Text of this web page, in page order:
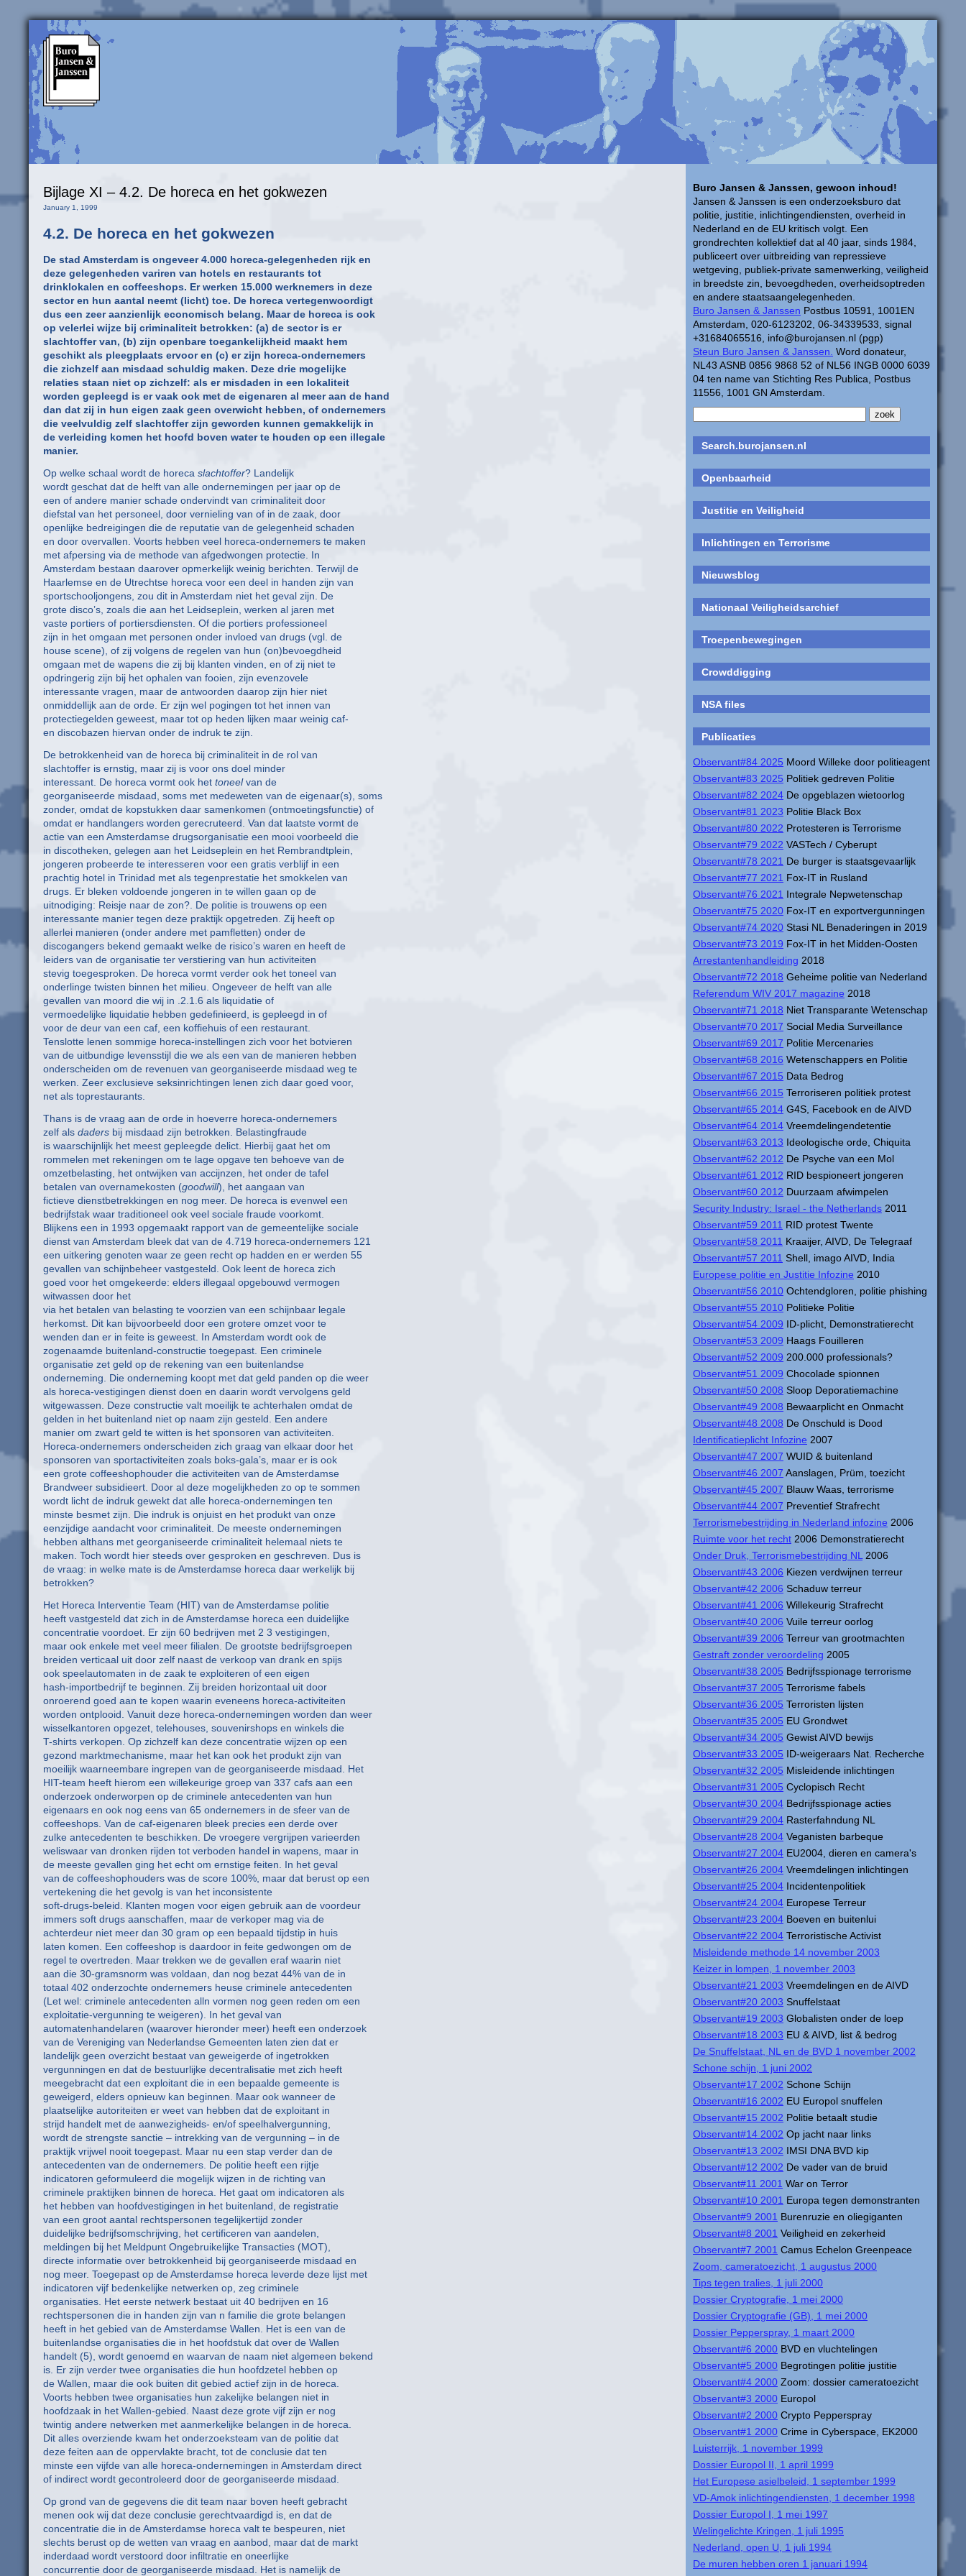
Buro Jansen & Janssen, gewoon inhoud!
Jansen & Janssen is een onderzoeksburo dat
politie, justitie, inlichtingendiensten, overheid in
Nederland en de EU kritisch volgt. Een
grondrechten kollektief dat al 40 jaar, sinds 1984,
publiceert over uitbreiding van repressieve
wetgeving, publiek-private samenwerking, veiligheid
in breedste zin, bevoegdheden, overheidsoptreden
en andere staatsaangelegenheden.
Buro Jansen & Janssen Postbus 10591, 1001EN
Amsterdam, 020-6123202, 06-34339533, signal
+31684065516, info@burojansen.nl (pgp)
Steun Buro Jansen & Janssen. Word donateur,
NL43 ASNB 0856 9868 52 of NL56 INGB 0000 6039
04 ten name van Stichting Res Publica, Postbus
11556, 1001 GN Amsterdam.
Search.burojansen.nl
Openbaarheid
Justitie en Veiligheid
Inlichtingen en Terrorisme
Nieuwsblog
Nationaal Veiligheidsarchief
Troepenbewegingen
Crowddigging
NSA files
Publicaties
Observant#84 2025 Moord Willeke door politieagent
Observant#83 2025 Politiek gedreven Politie
Observant#82 2024 De opgeblazen wietoorlog
Observant#81 2023 Politie Black Box
Observant#80 2022 Protesteren is Terrorisme
Observant#79 2022 VASTech / Cyberupt
Observant#78 2021 De burger is staatsgevaarlijk
Observant#77 2021 Fox-IT in Rusland
Observant#76 2021 Integrale Nepwetenschap
Observant#75 2020 Fox-IT en exportvergunningen
Observant#74 2020 Stasi NL Benaderingen in 2019
Observant#73 2019 Fox-IT in het Midden-Oosten
Arrestantenhandleiding 2018
Observant#72 2018 Geheime politie van Nederland
Referendum WIV 2017 magazine 2018
Observant#71 2018 Niet Transparante Wetenschap
Observant#70 2017 Social Media Surveillance
Observant#69 2017 Politie Mercenaries
Observant#68 2016 Wetenschappers en Politie
Observant#67 2015 Data Bedrog
Observant#66 2015 Terroriseren politiek protest
Observant#65 2014 G4S, Facebook en de AIVD
Observant#64 2014 Vreemdelingendetentie
Observant#63 2013 Ideologische orde, Chiquita
Observant#62 2012 De Psyche van een Mol
Observant#61 2012 RID bespioneert jongeren
Observant#60 2012 Duurzaam afwimpelen
Security Industry: Israel - the Netherlands 2011
Observant#59 2011 RID protest Twente
Observant#58 2011 Kraaijer, AIVD, De Telegraaf
Observant#57 2011 Shell, imago AIVD, India
Europese politie en Justitie Infozine 2010
Observant#56 2010 Ochtendgloren, politie phishing
Observant#55 2010 Politieke Politie
Observant#54 2009 ID-plicht, Demonstratierecht
Observant#53 2009 Haags Fouilleren
Observant#52 2009 200.000 professionals?
Observant#51 2009 Chocolade spionnen
Observant#50 2008 Sloop Deporatiemachine
Observant#49 2008 Bewaarplicht en Onmacht
Observant#48 2008 De Onschuld is Dood
Identificatieplicht Infozine 2007
Observant#47 2007 WUID & buitenland
Observant#46 2007 Aanslagen, Prüm, toezicht
Observant#45 2007 Blauw Waas, terrorisme
Observant#44 2007 Preventief Strafrecht
Terrorismebestrijding in Nederland infozine 2006
Ruimte voor het recht 2006 Demonstratierecht
Onder Druk, Terrorismebestrijding NL 2006
Observant#43 2006 Kiezen verdwijnen terreur
Observant#42 2006 Schaduw terreur
Observant#41 2006 Willekeurig Strafrecht
Observant#40 2006 Vuile terreur oorlog
Observant#39 2006 Terreur van grootmachten
Gestraft zonder veroordeling 2005
Observant#38 2005 Bedrijfsspionage terrorisme
Observant#37 2005 Terrorisme fabels
Observant#36 2005 Terroristen lijsten
Observant#35 2005 EU Grondwet
Observant#34 2005 Gewist AIVD bewijs
Observant#33 2005 ID-weigeraars Nat. Recherche
Observant#32 2005 Misleidende inlichtingen
Observant#31 2005 Cyclopisch Recht
Observant#30 2004 Bedrijfsspionage acties
Observant#29 2004 Rasterfahndung NL
Observant#28 2004 Veganisten barbeque
Observant#27 2004 EU2004, dieren en camera's
Observant#26 2004 Vreemdelingen inlichtingen
Observant#25 2004 Incidentenpolitiek
Observant#24 2004 Europese Terreur
Observant#23 2004 Boeven en buitenlui
Observant#22 2004 Terroristische Activist
Misleidende methode 14 november 2003
Keizer in lompen, 1 november 2003
Observant#21 2003 Vreemdelingen en de AIVD
Observant#20 2003 Snuffelstaat
Observant#19 2003 Globalisten onder de loep
Observant#18 2003 EU & AIVD, list & bedrog
De Snuffelstaat, NL en de BVD 1 november 2002
Schone schijn, 1 juni 2002
Observant#17 2002 Schone Schijn
Observant#16 2002 EU Europol snuffelen
Observant#15 2002 Politie betaalt studie
Observant#14 2002 Op jacht naar links
Observant#13 2002 IMSI DNA BVD kip
Observant#12 2002 De vader van de bruid
Observant#11 2001 War on Terror
Observant#10 2001 Europa tegen demonstranten
Observant#9 2001 Burenruzie en oliegiganten
Observant#8 2001 Veiligheid en zekerheid
Observant#7 2001 Camus Echelon Greenpeace
Zoom, cameratoezicht, 1 augustus 2000
Tips tegen tralies, 1 juli 2000
Dossier Cryptografie, 1 mei 2000
Dossier Cryptografie (GB), 1 mei 2000
Dossier Pepperspray, 1 maart 2000
Observant#6 2000 BVD en vluchtelingen
Observant#5 2000 Begrotingen politie justitie
Observant#4 2000 Zoom: dossier cameratoezicht
Observant#3 2000 Europol
Observant#2 2000 Crypto Pepperspray
Observant#1 2000 Crime in Cyberspace, EK2000
Luisterrijk, 1 november 1999
Dossier Europol II, 1 april 1999
Het Europese asielbeleid, 1 september 1999
VD-Amok inlichtingendiensten, 1 december 1998
Dossier Europol I, 1 mei 1997
Welingelichte Kringen, 1 juli 1995
Nederland, open U, 1 juli 1994
De muren hebben oren 1 januari 1994
Bijlage XI – 4.2. De horeca en het gokwezen
January 1, 1999
4.2. De horeca en het gokwezen
De stad Amsterdam is ongeveer 4.000 horeca-gelegenheden rijk en
deze gelegenheden variren van hotels en restaurants tot
drinklokalen en coffeeshops. Er werken 15.000 werknemers in deze
sector en hun aantal neemt (licht) toe. De horeca vertegenwoordigt
dus een zeer aanzienlijk economisch belang. Maar de horeca is ook
op velerlei wijze bij criminaliteit betrokken: (a) de sector is er
slachtoffer van, (b) zijn openbare toegankelijkheid maakt hem
geschikt als pleegplaats ervoor en (c) er zijn horeca-ondernemers
die zichzelf aan misdaad schuldig maken. Deze drie mogelijke
relaties staan niet op zichzelf: als er misdaden in een lokaliteit
worden gepleegd is er vaak ook met de eigenaren al meer aan de hand
dan dat zij in hun eigen zaak geen overwicht hebben, of ondernemers
die veelvuldig zelf slachtoffer zijn geworden kunnen gemakkelijk in
de verleiding komen het hoofd boven water te houden op een illegale
manier.
Op welke schaal wordt de horeca slachtoffer? Landelijk
wordt geschat dat de helft van alle ondernemingen per jaar op de
een of andere manier schade ondervindt van criminaliteit door
diefstal van het personeel, door vernieling van of in de zaak, door
openlijke bedreigingen die de reputatie van de gelegenheid schaden
en door overvallen. Voorts hebben veel horeca-ondernemers te maken
met afpersing via de methode van afgedwongen protectie. In
Amsterdam bestaan daarover opmerkelijk weinig berichten. Terwijl de
Haarlemse en de Utrechtse horeca voor een deel in handen zijn van
sportschooljongens, zou dit in Amsterdam niet het geval zijn. De
grote disco’s, zoals die aan het Leidseplein, werken al jaren met
vaste portiers of portiersdiensten. Of die portiers professioneel
zijn in het omgaan met personen onder invloed van drugs (vgl. de
house scene), of zij volgens de regelen van hun (on)bevoegdheid
omgaan met de wapens die zij bij klanten vinden, en of zij niet te
opdringerig zijn bij het ophalen van fooien, zijn evenzovele
interessante vragen, maar de antwoorden daarop zijn hier niet
onmiddellijk aan de orde. Er zijn wel pogingen tot het innen van
protectiegelden geweest, maar tot op heden lijken maar weinig caf-
en discobazen hiervan onder de indruk te zijn.
De betrokkenheid van de horeca bij criminaliteit in de rol van
slachtoffer is ernstig, maar zij is voor ons doel minder
interessant. De horeca vormt ook het toneelvan de
georganiseerde misdaad, soms met medeweten van de eigenaar(s), soms
zonder, omdat de kopstukken daar samenkomen (ontmoetingsfunctie) of
omdat er handlangers worden gerecruteerd. Van dat laatste vormt de
actie van een Amsterdamse drugsorganisatie een mooi voorbeeld die
in discotheken, gelegen aan het Leidseplein en het Rembrandtplein,
jongeren probeerde te interesseren voor een gratis verblijf in een
prachtig hotel in Trinidad met als tegenprestatie het smokkelen van
drugs. Er bleken voldoende jongeren in te willen gaan op de
uitnodiging: Reisje naar de zon?. De politie is trouwens op een
interessante manier tegen deze praktijk opgetreden. Zij heeft op
allerlei manieren (onder andere met pamfletten) onder de
discogangers bekend gemaakt welke de risico’s waren en heeft de
leiders van de organisatie ter verstiering van hun activiteiten
stevig toegesproken. De horeca vormt verder ook het toneel van
onderlinge twisten binnen het milieu. Ongeveer de helft van alle
gevallen van moord die wij in .2.1.6 als liquidatie of
vermoedelijke liquidatie hebben gedefinieerd, is gepleegd in of
voor de deur van een caf, een koffiehuis of een restaurant.
Tenslotte lenen sommige horeca-instellingen zich voor het botvieren
van de uitbundige levensstijl die we als een van de manieren hebben
onderscheiden om de revenuen van georganiseerde misdaad weg te
werken. Zeer exclusieve seksinrichtingen lenen zich daar goed voor,
net als toprestaurants.
Thans is de vraag aan de orde in hoeverre horeca-ondernemers
zelf als daders bij misdaad zijn betrokken. Belastingfraude
is waarschijnlijk het meest gepleegde delict. Hierbij gaat het om
rommelen met rekeningen om te lage opgave ten behoeve van de
omzetbelasting, het ontwijken van accijnzen, het onder de tafel
betalen van overnamekosten (goodwill), het aangaan van
fictieve dienstbetrekkingen en nog meer. De horeca is evenwel een
bedrijfstak waar traditioneel ook veel sociale fraude voorkomt.
Blijkens een in 1993 opgemaakt rapport van de gemeentelijke sociale
dienst van Amsterdam bleek dat van de 4.719 horeca-ondernemers 121
een uitkering genoten waar ze geen recht op hadden en er werden 55
gevallen van schijnbeheer vastgesteld. Ook leent de horeca zich
goed voor het omgekeerde: elders illegaal opgebouwd vermogen
witwassen door het
via het betalen van belasting te voorzien van een schijnbaar legale
herkomst. Dit kan bijvoorbeeld door een grotere omzet voor te
wenden dan er in feite is geweest. In Amsterdam wordt ook de
zogenaamde buitenland-constructie toegepast. Een criminele
organisatie zet geld op de rekening van een buitenlandse
onderneming. Die onderneming koopt met dat geld panden op die weer
als horeca-vestigingen dienst doen en daarin wordt vervolgens geld
witgewassen. Deze constructie valt moeilijk te achterhalen omdat de
gelden in het buitenland niet op naam zijn gesteld. Een andere
manier om zwart geld te witten is het sponsoren van activiteiten.
Horeca-ondernemers onderscheiden zich graag van elkaar door het
sponsoren van sportactiviteiten zoals boks-gala’s, maar er is ook
een grote coffeeshophouder die activiteiten van de Amsterdamse
Brandweer subsidieert. Door al deze mogelijkheden zo op te sommen
wordt licht de indruk gewekt dat alle horeca-ondernemingen ten
minste besmet zijn. Die indruk is onjuist en het produkt van onze
eenzijdige aandacht voor criminaliteit. De meeste ondernemingen
hebben althans met georganiseerde criminaliteit helemaal niets te
maken. Toch wordt hier steeds over gesproken en geschreven. Dus is
de vraag: in welke mate is de Amsterdamse horeca daar werkelijk bij
betrokken?
Het Horeca Interventie Team (HIT) van de Amsterdamse politie
heeft vastgesteld dat zich in de Amsterdamse horeca een duidelijke
concentratie voordoet. Er zijn 60 bedrijven met 2 3 vestigingen,
maar ook enkele met veel meer filialen. De grootste bedrijfsgroepen
breiden verticaal uit door zelf naast de verkoop van drank en spijs
ook speelautomaten in de zaak te exploiteren of een eigen
hash-importbedrijf te beginnen. Zij breiden horizontaal uit door
onroerend goed aan te kopen waarin eveneens horeca-activiteiten
worden ontplooid. Vanuit deze horeca-ondernemingen worden dan weer
wisselkantoren opgezet, telehouses, souvenirshops en winkels die
T-shirts verkopen. Op zichzelf kan deze concentratie wijzen op een
gezond marktmechanisme, maar het kan ook het produkt zijn van
moeilijk waarneembare ingrepen van de georganiseerde misdaad. Het
HIT-team heeft hierom een willekeurige groep van 337 cafs aan een
onderzoek onderworpen op de criminele antecedenten van hun
eigenaars en ook nog eens van 65 ondernemers in de sfeer van de
coffeeshops. Van de caf-eigenaren bleek precies een derde over
zulke antecedenten te beschikken. De vroegere vergrijpen varieerden
weliswaar van dronken rijden tot verboden handel in wapens, maar in
de meeste gevallen ging het echt om ernstige feiten. In het geval
van de coffeeshophouders was de score 100%, maar dat berust op een
vertekening die het gevolg is van het inconsistente
soft-drugs-beleid. Klanten mogen voor eigen gebruik aan de voordeur
immers soft drugs aanschaffen, maar de verkoper mag via de
achterdeur niet meer dan 30 gram op een bepaald tijdstip in huis
laten komen. Een coffeeshop is daardoor in feite gedwongen om de
regel te overtreden. Maar trekken we de gevallen eraf waarin niet
aan die 30-gramsnorm was voldaan, dan nog bezat 44% van de in
totaal 402 onderzochte ondernemers heuse criminele antecedenten
(Let wel: criminele antecedenten alln vormen nog geen reden om een
exploitatie-vergunning te weigeren). In het geval van
automatenhandelaren (waarover hieronder meer) heeft een onderzoek
van de Vereniging van Nederlandse Gemeenten laten zien dat er
landelijk geen overzicht bestaat van geweigerde of ingetrokken
vergunningen en dat de bestuurlijke decentralisatie met zich heeft
meegebracht dat een exploitant die in een bepaalde gemeente is
geweigerd, elders opnieuw kan beginnen. Maar ook wanneer de
plaatselijke autoriteiten er weet van hebben dat de exploitant in
strijd handelt met de aanwezigheids- en/of speelhalvergunning,
wordt de strengste sanctie – intrekking van de vergunning – in de
praktijk vrijwel nooit toegepast. Maar nu een stap verder dan de
antecedenten van de ondernemers. De politie heeft een rijtje
indicatoren geformuleerd die mogelijk wijzen in de richting van
criminele praktijken binnen de horeca. Het gaat om indicatoren als
het hebben van hoofdvestigingen in het buitenland, de registratie
van een groot aantal rechtspersonen tegelijkertijd zonder
duidelijke bedrijfsomschrijving, het certificeren van aandelen,
meldingen bij het Meldpunt Ongebruikelijke Transacties (MOT),
directe informatie over betrokkenheid bij georganiseerde misdaad en
nog meer. Toegepast op de Amsterdamse horeca leverde deze lijst met
indicatoren vijf bedenkelijke netwerken op, zeg criminele
organisaties. Het eerste netwerk bestaat uit 40 bedrijven en 16
rechtspersonen die in handen zijn van n familie die grote belangen
heeft in het gebied van de Amsterdamse Wallen. Het is een van de
buitenlandse organisaties die in het hoofdstuk dat over de Wallen
handelt (5), wordt genoemd en waarvan de naam niet algemeen bekend
is. Er zijn verder twee organisaties die hun hoofdzetel hebben op
de Wallen, maar die ook buiten dit gebied actief zijn in de horeca.
Voorts hebben twee organisaties hun zakelijke belangen niet in
hoofdzaak in het Wallen-gebied. Naast deze grote vijf zijn er nog
twintig andere netwerken met aanmerkelijke belangen in de horeca.
Dit alles overziende kwam het onderzoeksteam van de politie dat
deze feiten aan de oppervlakte bracht, tot de conclusie dat ten
minste een vijfde van alle horeca-ondernemingen in Amsterdam direct
of indirect wordt gecontroleerd door de georganiseerde misdaad.
Op grond van de gegevens die dit team naar boven heeft gebracht
menen ook wij dat deze conclusie gerechtvaardigd is, en dat de
concentratie die in de Amsterdamse horeca valt te bespeuren, niet
slechts berust op de wetten van vraag en aanbod, maar dat de markt
inderdaad wordt verstoord door infiltratie en oneerlijke
concurrentie door de georganiseerde misdaad. Het is namelijk de